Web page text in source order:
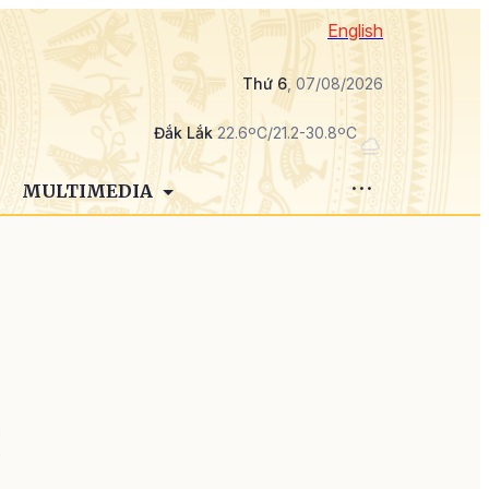
English
Thứ 6, 07/08/2026
Đắk Lắk22.6ºC/21.2-30.8ºC
MULTIMEDIA